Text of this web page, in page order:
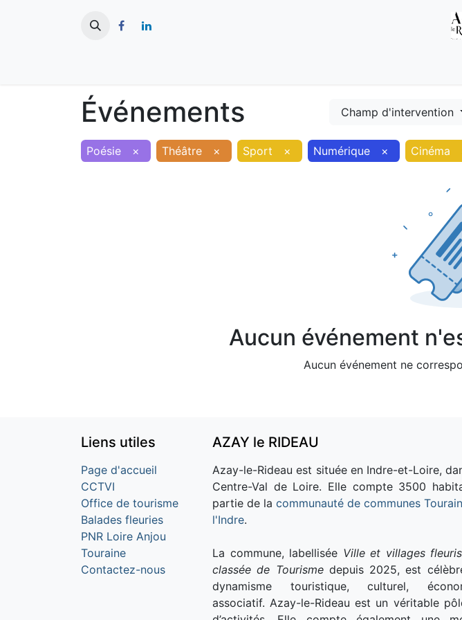
Événements Champ d'intervention
Poésie × Théâtre × Sport × Numérique × Cinéma
Aucun événement
Aucun événement ne
Liens utiles
Page d'accueil
CCTVI
Office de tourisme
Balades fleuries
PNR Loire Anjou
Touraine
Contactez-nous
AZAY le RIDEAU
Azay-le-Rideau est située en Indre-et-Loire,
Centre-Val de Loire. Elle compte 3500
partie de la communauté de communes
l'Indre.
La commune, labellisée Ville et villages fleuris
classée de Tourismedepuis 2025, est
dynamisme touristique, culturel,
associatif. Azay-le-Rideau est un véritable